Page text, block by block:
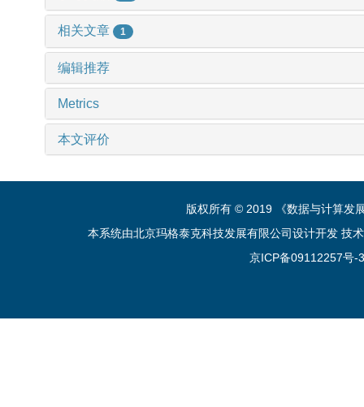
相关文章 1
编辑推荐
Metrics
本文评价
版权所有 © 2019 《数据与计算发
本系统由北京玛格泰克科技发展有限公司设计开发 技
京ICP备09112257号-